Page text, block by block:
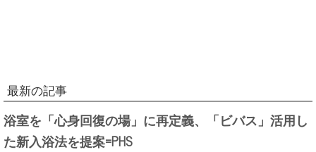
最新の記事
浴室を「心身回復の場」に再定義、「ビバス」活用し
た新入浴法を提案=PHS